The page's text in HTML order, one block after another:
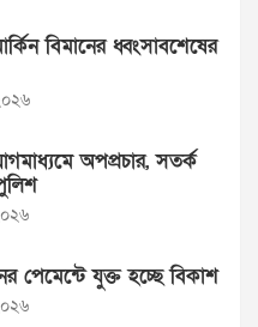
বিমানের ধ্বংসাবশেষের
অপপ্রচার, সতর্ক
পেমেন্টে যুক্ত হচ্ছে বিকাশ